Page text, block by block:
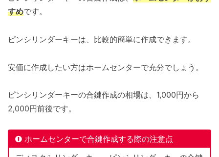
すめです。
ピンシリンダーキーは、比較的簡単に作成できます。
安価に作成したい方はホームセンターで充分でしょう。
ピンシリンダーキーの合鍵作成の相場は、1,000円から
2,000円前後です。
ホームセンターで合鍵作成する際の注意点